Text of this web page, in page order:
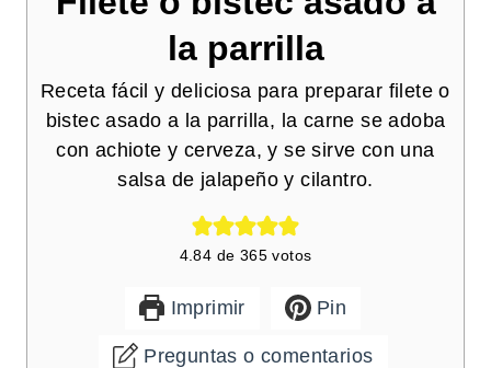
la parrilla
Receta fácil y deliciosa para preparar filete o
bistec asado a la parrilla, la carne se adoba
con achiote y cerveza, y se sirve con una
salsa de jalapeño y cilantro.
4.84 de 365 votos
Imprimir Pin
Preguntas o comentarios